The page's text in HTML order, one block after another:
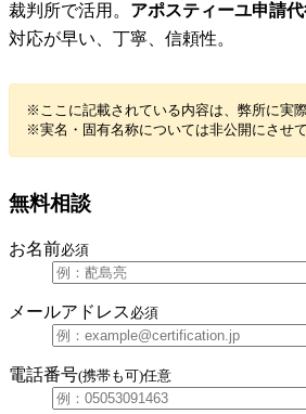
裁判所で活用。 アポスティーユ申請
対応が早い、丁寧、信頼性。
※ここに記載されている内容は、弊所に実
※実名・固有名称については非公開にさせ
無料相談
お名前必須
メールアドレス 必須
電話番号(携帯も可)任意